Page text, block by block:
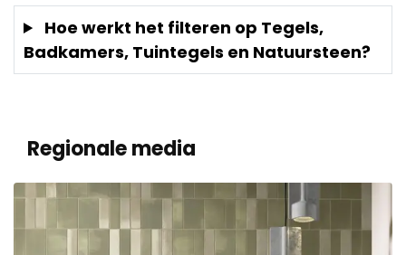
Hoe werkt het filteren op Tegels,
Badkamers, Tuintegels en Natuursteen?
Regionale media